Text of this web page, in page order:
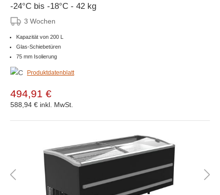
-24°C bis -18°C - 42 kg
3 Wochen
Kapazität von 200 L
Glas-Schiebetüren
75 mm Isolierung
Produktdatenblatt
494,91 €
588,94 € inkl. MwSt.